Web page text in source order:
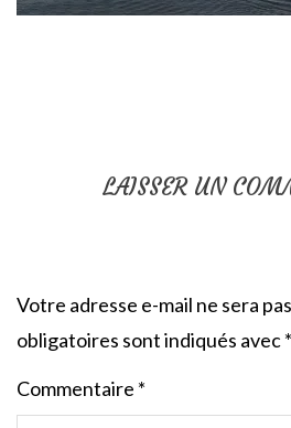
LAISSER UN
Votre adresse e-mail ne sera
obligatoires sont indiqués avec*
Commentaire *